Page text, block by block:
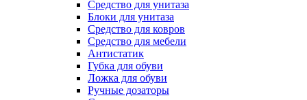
Средство для унитаза
Блоки для унитаза
Средство для ковров
Средство для мебели
Антистатик
Губка для обуви
Ложка для обуви
Ручные дозаторы